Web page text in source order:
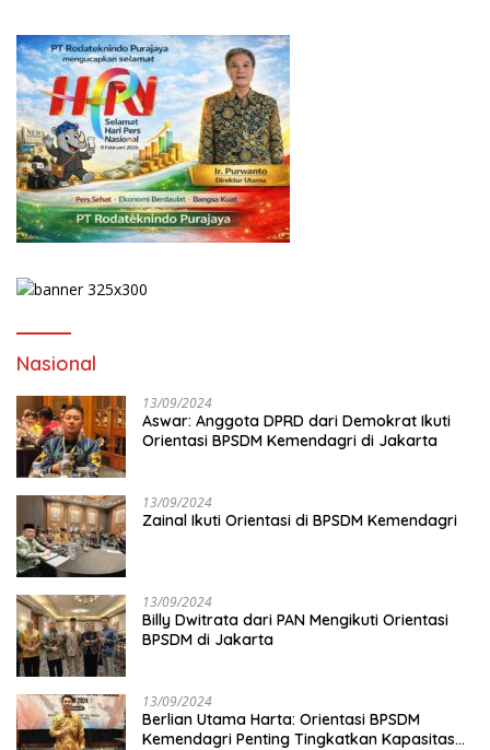
Nasional
13/09/2024
Aswar: Anggota DPRD dari Demokrat Ikuti
Orientasi BPSDM Kemendagri di Jakarta
13/09/2024
Zainal Ikuti Orientasi di BPSDM Kemendagri
13/09/2024
Billy Dwitrata dari PAN Mengikuti Orientasi
BPSDM di Jakarta
13/09/2024
Berlian Utama Harta: Orientasi BPSDM
Kemendagri Penting Tingkatkan Kapasitas